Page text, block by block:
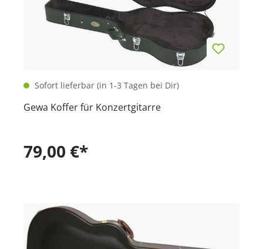
Sofort lieferbar (in 1-3 Tagen bei Dir)
Gewa Koffer für Konzertgitarre
79,00 €*